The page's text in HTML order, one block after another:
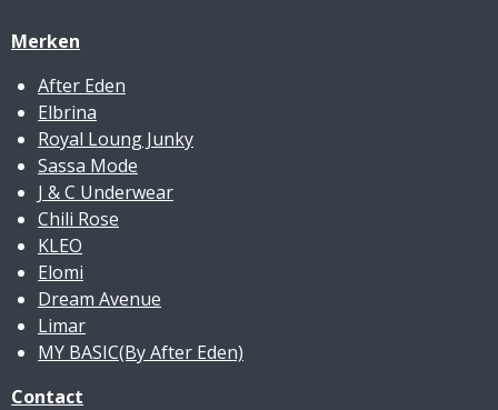
Merken
After Eden
Elbrina
Royal Loung Junky
Sassa Mode
J & C Underwear
Chili Rose
KLEO
Elomi
Dream Avenue
Limar
MY BASIC(By After Eden)
Contact